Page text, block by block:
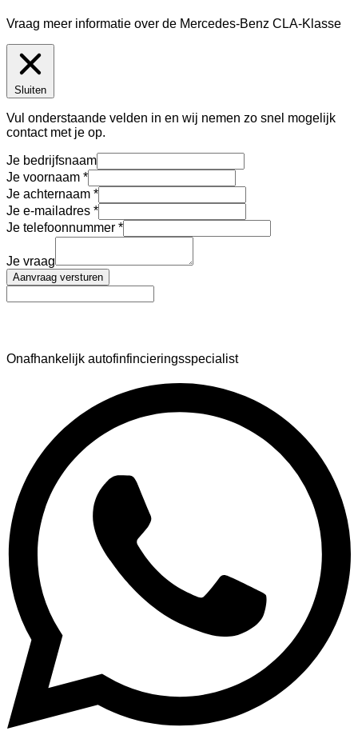
Vraag meer informatie over de Mercedes-Benz CLA-Klasse
Sluiten
Vul onderstaande velden in en wij nemen zo snel mogelijk
contact met je op.
Je bedrijfsnaam
Je voornaam
Je achternaam
Je e-mailadres
Je telefoonnummer
Je vraag
Aanvraag versturen
Onafhankelijk autofinfincieringsspecialist